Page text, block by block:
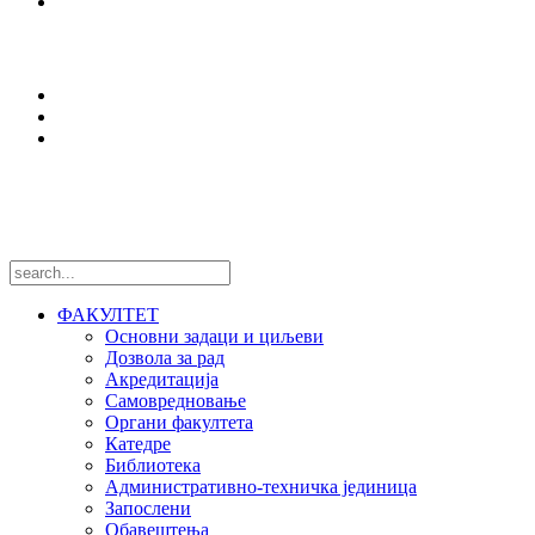
ФАКУЛТЕТ
Основни задаци и циљеви
Дозвола за рад
Акредитација
Самовредновање
Органи факултета
Катедре
Библиотека
Административно-техничка јединица
Запослени
Обавештења